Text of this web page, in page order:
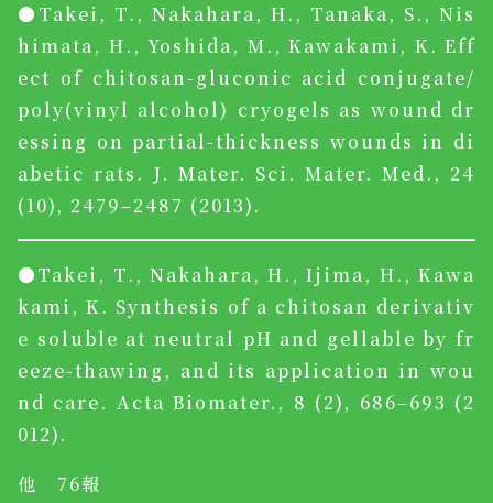
●Takei, T., Nakahara, H., Tanaka, S., Nis
himata, H., Yoshida, M., Kawakami, K. Eff
ect of chitosan-gluconic acid conjugate/
poly(vinyl alcohol) cryogels as wound dr
essing on partial-thickness wounds in di
abetic rats. J. Mater. Sci. Mater. Med., 24
(10), 2479–2487 (2013).
●Takei, T., Nakahara, H., Ijima, H., Kawa
kami, K. Synthesis of a chitosan derivativ
e soluble at neutral pH and gellable by fr
eeze-thawing, and its application in wou
nd care. Acta Biomater., 8 (2), 686–693 (2
012).
他 76報